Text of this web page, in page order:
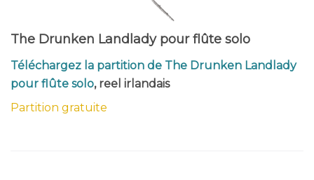
The Drunken Landlady pour flûte solo
Téléchargez la partition de The Drunken Landlady
pour flûte solo, reel irlandais
Partition gratuite